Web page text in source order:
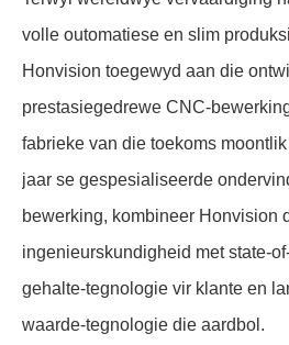
volle outomatiese en slim
Honvision toegewyd aan die
prestasiegedrewe CNC-
fabrieke van die toekoms
jaar se gespesialiseerde
bewerking, kombineer Honvision
ingenieurskundigheid met state-
gehalte-tegnologie vir klante en
waarde-tegnologie die aardbol.